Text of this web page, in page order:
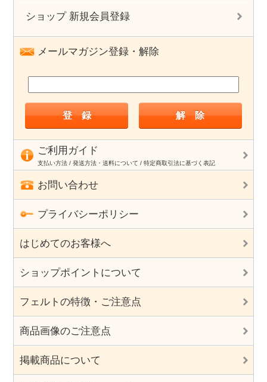
ショップ 新規会員登録
メールマガジン登録・解除
ご利用ガイド
支払い方法 / 発送方法・送料について / 特定商取引法に基づく表記
お問い合わせ
プライバシーポリシー
はじめてのお客様へ
ショップポイントについて
フェルトの特徴・ご注意点
商品画像のご注意点
掲載商品について